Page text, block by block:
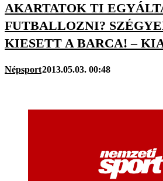
AKARTATOK TI
FUTBALLOZNI?
KIESETT A BARCA! –
Népsport2013.05.03. 00:48